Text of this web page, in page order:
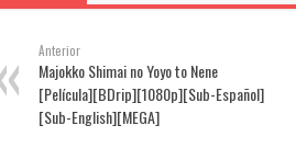
Anterior
Majokko Shimai no Yoyo to Nene
[Película][BDrip][1080p][Sub-Español]
[Sub-English][MEGA]